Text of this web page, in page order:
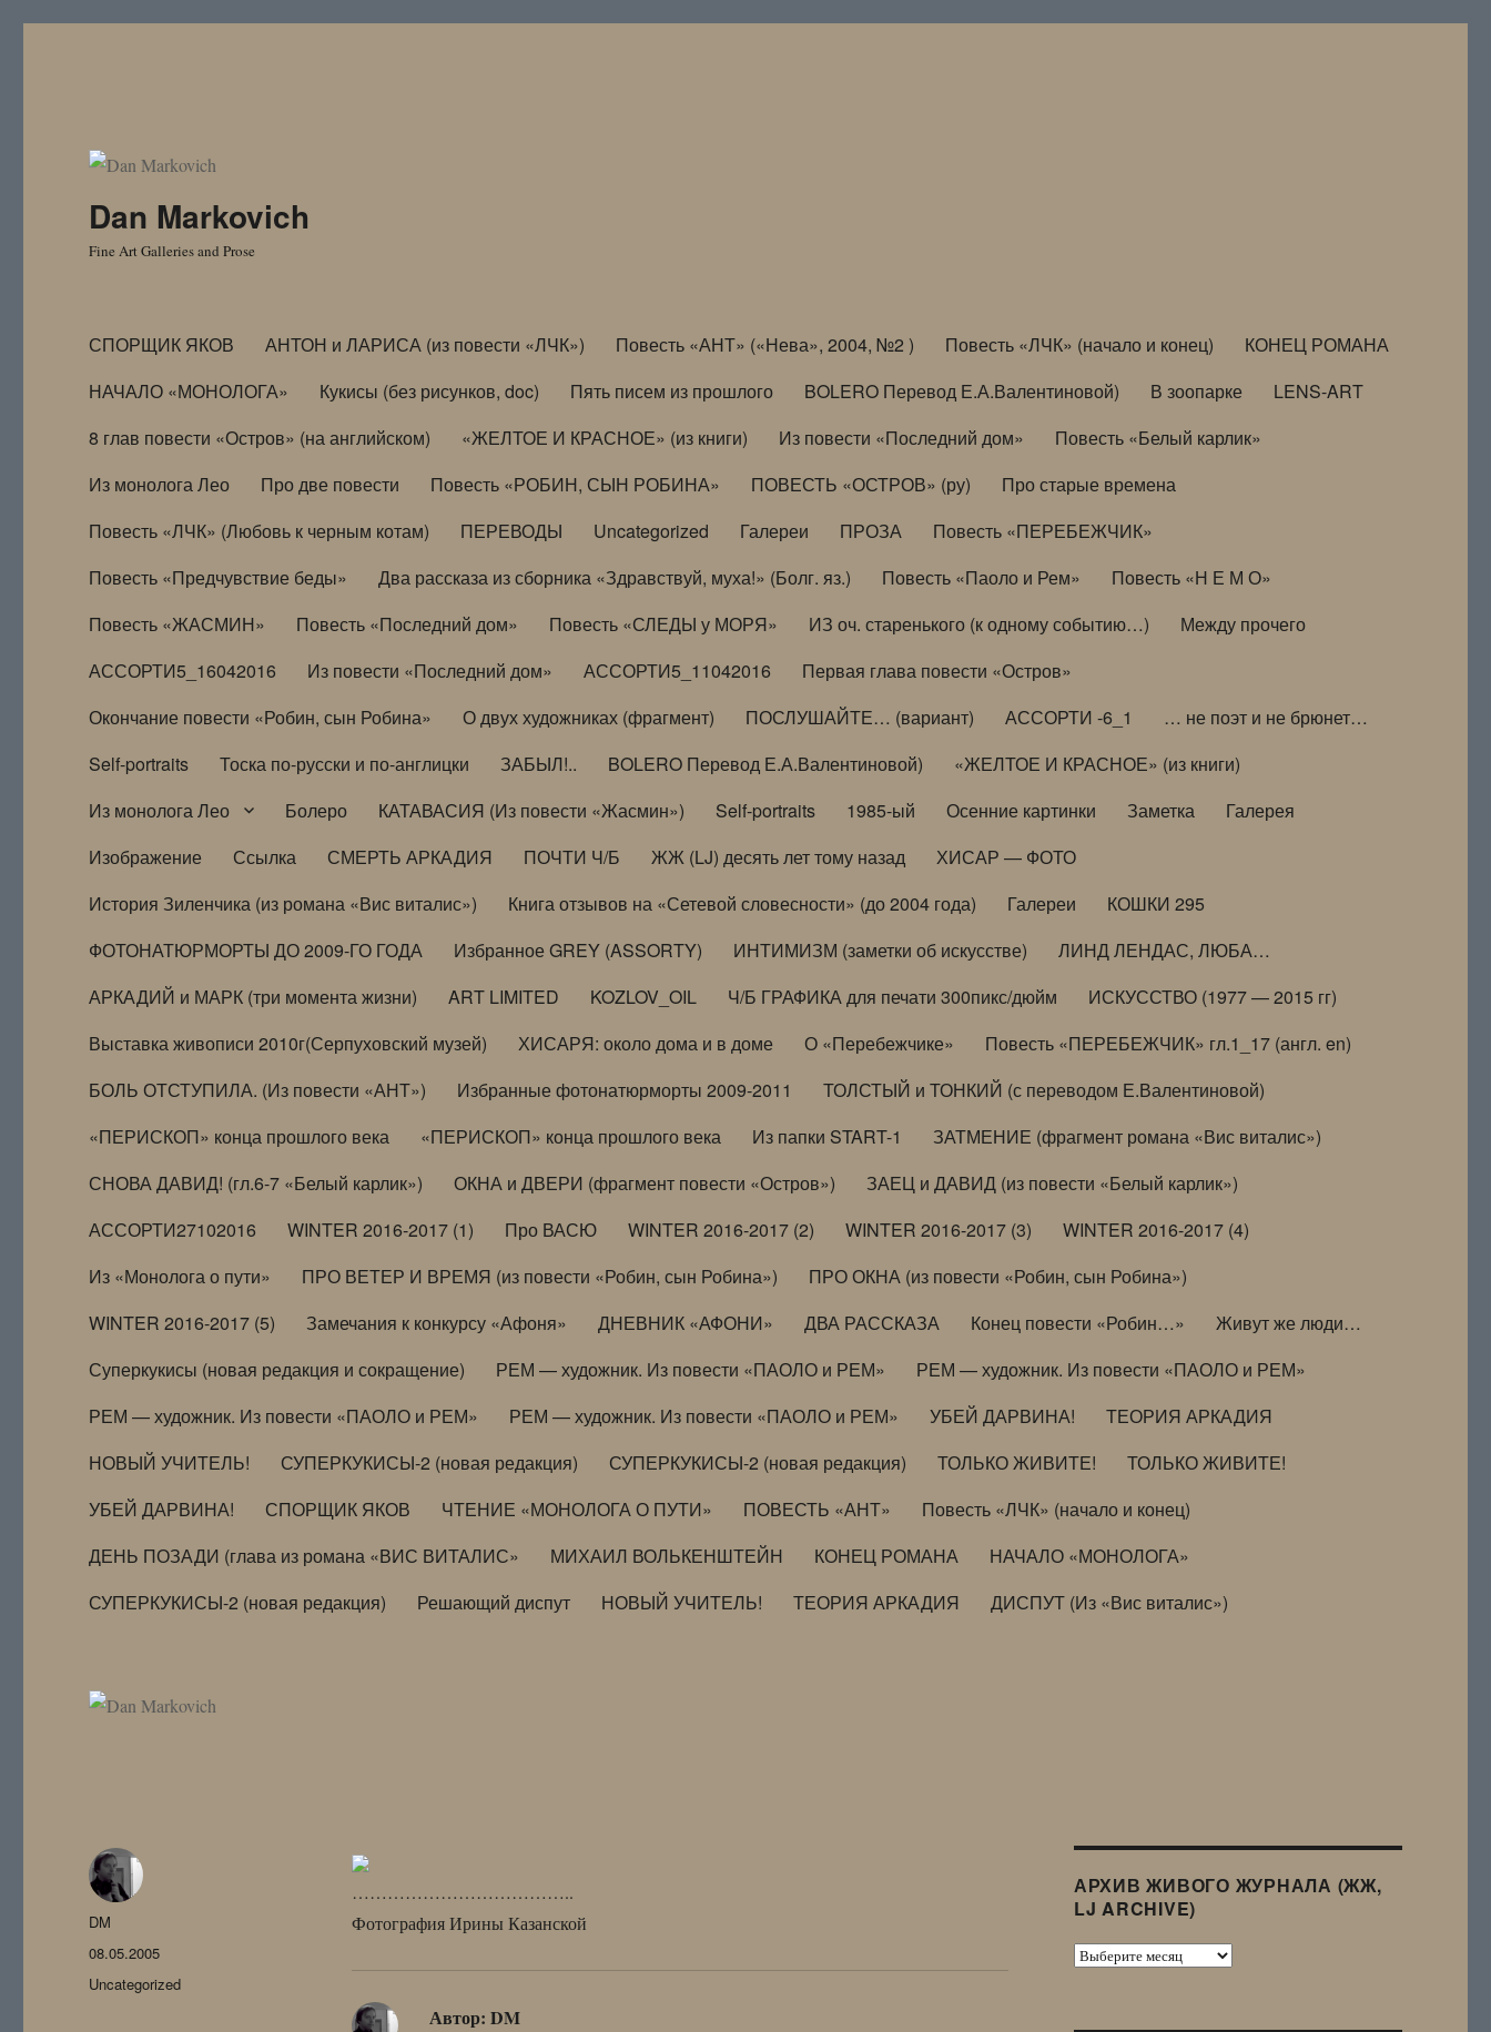
Dan Markovich
Fine Art Galleries and Prose
СПОРЩИК ЯКОВ АНТОН и ЛАРИСА (из повести «ЛЧК») Повесть «АНТ» («Нева», 2004, №2 ) Повесть «ЛЧК» (начало и конец)
КОНЕЦ РОМАНА
НАЧАЛО «МОНОЛОГА»
Кукисы (без рисунков, doc) Пять писем из прошлого BOLERO Перевод Е.А.Валентиновой) В зоопарке
LENS-ART
8 глав повести «Остров» (на английском)
«ЖЕЛТОЕ И КРАСНОЕ» (из книги) Из повести «Последний дом»
Повесть «Белый карлик»
Из монолога Лео
Про две повести Повесть «РОБИН, СЫН РОБИНА» ПОВЕСТЬ «ОСТРОВ» (ру)
Про старые времена
Повесть «ЛЧК» (Любовь к черным котам)
ПЕРЕВОДЫ Uncategorized Галереи ПРОЗА
Повесть «ПЕРЕБЕЖЧИК»
Повесть «Предчувствие беды»
Два рассказа из сборника «Здравствуй, муха!» (Болг. яз.) Повесть «Паоло и Рем»
Повесть «Н Е М О»
Повесть «ЖАСМИН»
Повесть «Последний дом» Повесть «СЛЕДЫ у МОРЯ» ИЗ оч. старенького (к одному событию…)
Между прочего
АССОРТИ5_16042016
Из повести «Последний дом» АССОРТИ5_11042016
Первая глава повести «Остров»
Окончание повести «Робин, сын Робина»
О двух художниках (фрагмент) ПОСЛУШАЙТЕ… (вариант) АССОРТИ -6_1
… не поэт и не брюнет…
Self-portraits
Тоска по-русски и по-англицки ЗАБЫЛ!.. BOLERO Перевод Е.А.Валентиновой)
«ЖЕЛТОЕ И КРАСНОЕ» (из книги)
Из монолога Лео
Болеро КАТАВАСИЯ (Из повести «Жасмин») Self-portraits 1985-ый Осенние картинки Заметка
Галерея
Изображение
Ссылка СМЕРТЬ АРКАДИЯ ПОЧТИ Ч/Б ЖЖ (LJ) десять лет тому назад
ХИСАР — ФОТО
История Зиленчика (из романа «Вис виталис»)
Книга отзывов на «Сетевой словесности» (до 2004 года) Галереи
КОШКИ 295
ФОТОНАТЮРМОРТЫ ДО 2009-ГО ГОДА
Избранное GREY (ASSORTY) ИНТИМИЗМ (заметки об искусстве)
ЛИНД ЛЕНДАС, ЛЮБА…
АРКАДИЙ и МАРК (три момента жизни)
ART LIMITED KOZLOV_OIL Ч/Б ГРАФИКА для печати 300пикс/дюйм
ИСКУССТВО (1977 — 2015 гг)
Выставка живописи 2010г(Серпуховский музей)
ХИСАРЯ: около дома и в доме О «Перебежчике»
Повесть «ПЕРЕБЕЖЧИК» гл.1_17 (англ. en)
БОЛЬ ОТСТУПИЛА. (Из повести «АНТ»)
Избранные фотонатюрморты 2009-2011
ТОЛСТЫЙ и ТОНКИЙ (с переводом Е.Валентиновой)
«ПЕРИСКОП» конца прошлого века
«ПЕРИСКОП» конца прошлого века Из папки START-1
ЗАТМЕНИЕ (фрагмент романа «Вис виталис»)
СНОВА ДАВИД! (гл.6-7 «Белый карлик»)
ОКНА и ДВЕРИ (фрагмент повести «Остров»)
ЗАЕЦ и ДАВИД (из повести «Белый карлик»)
АССОРТИ27102016
WINTER 2016-2017 (1) Про ВАСЮ WINTER 2016-2017 (2) WINTER 2016-2017 (3)
WINTER 2016-2017 (4)
Из «Монолога о пути»
ПРО ВЕТЕР И ВРЕМЯ (из повести «Робин, сын Робина»)
ПРО ОКНА (из повести «Робин, сын Робина»)
WINTER 2016-2017 (5)
Замечания к конкурсу «Афоня» ДНЕВНИК «АФОНИ» ДВА РАССКАЗА Конец повести «Робин…»
Живут же люди…
Суперкукисы (новая редакция и сокращение)
РЕМ — художник. Из повести «ПАОЛО и РЕМ»
РЕМ — художник. Из повести «ПАОЛО и РЕМ»
РЕМ — художник. Из повести «ПАОЛО и РЕМ»
РЕМ — художник. Из повести «ПАОЛО и РЕМ» УБЕЙ ДАРВИНА!
ТЕОРИЯ АРКАДИЯ
НОВЫЙ УЧИТЕЛЬ!
СУПЕРКУКИСЫ-2 (новая редакция) СУПЕРКУКИСЫ-2 (новая редакция) ТОЛЬКО ЖИВИТЕ!
ТОЛЬКО ЖИВИТЕ!
УБЕЙ ДАРВИНА!
СПОРЩИК ЯКОВ ЧТЕНИЕ «МОНОЛОГА О ПУТИ» ПОВЕСТЬ «АНТ»
Повесть «ЛЧК» (начало и конец)
ДЕНЬ ПОЗАДИ (глава из романа «ВИС ВИТАЛИС»
МИХАИЛ ВОЛЬКЕНШТЕЙН КОНЕЦ РОМАНА
НАЧАЛО «МОНОЛОГА»
СУПЕРКУКИСЫ-2 (новая редакция)
Решающий диспут НОВЫЙ УЧИТЕЛЬ! ТЕОРИЯ АРКАДИЯ ДИСПУТ (Из «Вис виталис»)
………………………………..
Фотография Ирины Казанской
Автор: DM
Автор
DM
Опубликовано
08.05.2005
Рубрики
Uncategorized
АРХИВ ЖИВОГО ЖУРНАЛА (ЖЖ,
LJ ARCHIVE)
Архив